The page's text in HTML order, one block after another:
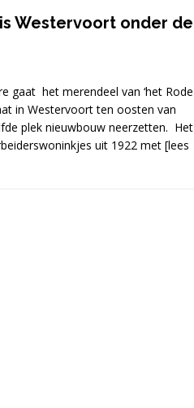
probleem voor Nederland
wethouder in Arnhem.
Westervoort onder de
gaat het merendeel van ‘het Rode
in Westervoort ten oosten van
plek nieuwbouw neerzetten. Het
uit 1922 met [lees